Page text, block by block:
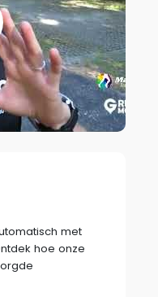
met
hoe onze